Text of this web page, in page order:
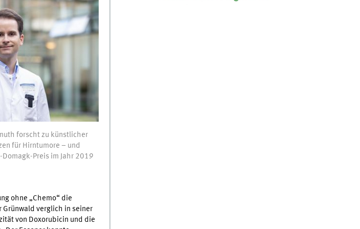
forscht zu künstlicher
für Hirntumore – und
Preis im Jahr 2019
ohne „Chemo“ die
Grünwald verglich in seiner
von Doxorubicin und die